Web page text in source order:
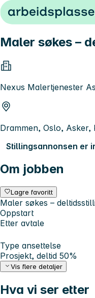
Hopp til innhold
Maler søkes –
Nexus Malertjenester As
Drammen, Oslo,
Stillingsannonsen er
Om jobben
Lagre favoritt
Maler søkes –
Oppstart
Etter avtale
Type ansettelse
Prosjekt, deltid 50%
Vis flere detaljer
Hva vi ser etter